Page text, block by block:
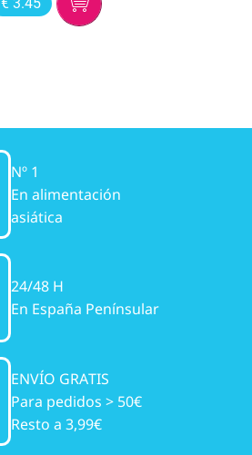
Nº 1
En alimentación
asiática
24/48 H
En España Penínsular
ENVÍO GRATIS
Para pedidos > 50€
Resto a 3,99€